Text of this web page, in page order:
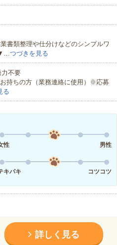
書類整理や仕分けなどのシンプルワ
▼…つづきを見る
不要
持ちの方（業務連絡に使用）※応募
る
性
男性
キパキ
コツコツ
詳しく見る